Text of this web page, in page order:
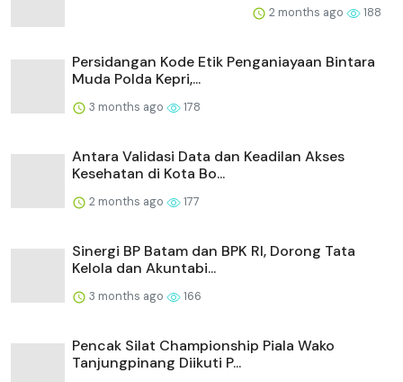
2 months ago 188
Persidangan Kode Etik Penganiayaan Bintara
Muda Polda Kepri,...
3 months ago 178
Antara Validasi Data dan Keadilan Akses
Kesehatan di Kota Bo...
2 months ago 177
Sinergi BP Batam dan BPK RI, Dorong Tata
Kelola dan Akuntabi...
3 months ago 166
Pencak Silat Championship Piala Wako
Tanjungpinang Diikuti P...